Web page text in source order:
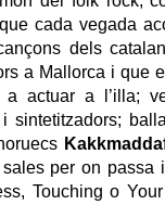
cada vegada
dels
a Mallorca i que
a actuar a l’illa;
sintetitzadors;
per on passa
Touching o